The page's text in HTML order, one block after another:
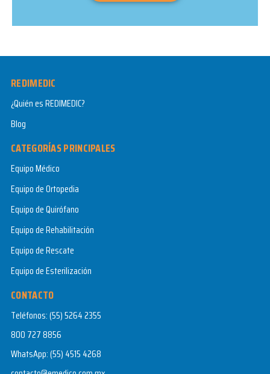
REDIMEDIC
¿Quién es REDIMEDIC?
Blog
CATEGORÍAS PRINCIPALES
Equipo Médico
Equipo de Ortopedia
Equipo de Quirófano
Equipo de Rehabilitación
Equipo de Rescate
Equipo de Esterilización
CONTACTO
Teléfonos:(55) 5264 2355
800 727 8856
WhatsApp:(55) 4515 4268